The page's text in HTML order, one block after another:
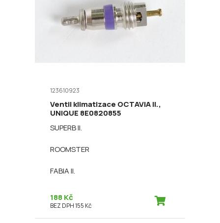
123610923
Ventil klimatizace OCTAVIA II.,
UNIQUE 8E0820855
SUPERB II.
ROOMSTER
FABIA II.
188 Kč
BEZ DPH 155 Kč